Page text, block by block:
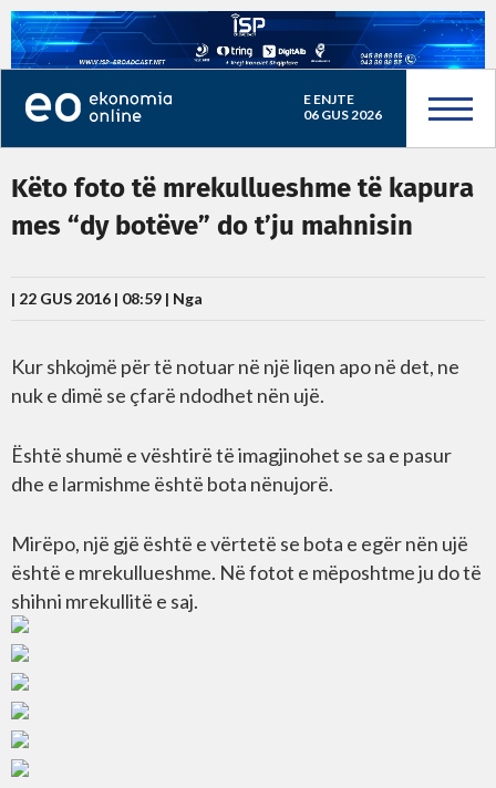
E ENJTE
06 GUS 2026
Këto foto të mrekullueshme të kapura
mes “dy botëve” do t’ju mahnisin
| 22 GUS 2016 | 08:59 | Nga
Kur shkojmë për të notuar në një liqen apo në det, ne
nuk e dimë se çfarë ndodhet nën ujë.
Është shumë e vështirë të imagjinohet se sa e pasur
dhe e larmishme është bota nënujorë.
Mirëpo, një gjë është e vërtetë se bota e egër nën ujë
është e mrekullueshme. Në fotot e mëposhtme ju do të
shihni mrekullitë e saj.